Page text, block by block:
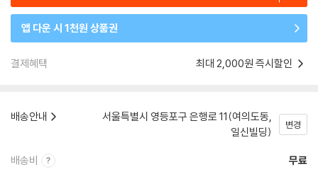
앱 다운 시 1천원 상품권
결제혜택 최대 2,000원 즉시할인
배송안내
서울특별시 영등포구 은행로 11(여의도동,
일신빌딩)
변경
배송비 무료